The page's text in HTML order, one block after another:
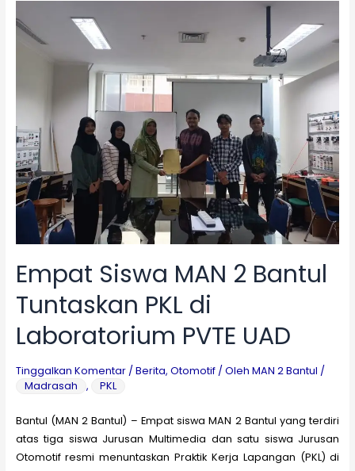
Program
Otomotif
Bantul
di
Berkah
Jaya
Motor
Sewon
Bantul
Empat Siswa MAN 2 Bantul
Tuntaskan PKL di
Laboratorium PVTE UAD
Tinggalkan Komentar / Berita, Otomotif/ Oleh MAN 2 Bantul /
Madrasah
, PKL
Bantul (MAN 2 Bantul) – Empat siswa MAN 2 Bantul yang terdiri
atas tiga siswa Jurusan Multimedia dan satu siswa Jurusan
Otomotif resmi menuntaskan Praktik Kerja Lapangan (PKL) di